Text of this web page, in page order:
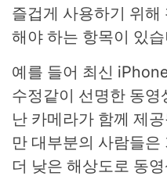
즐겁게 사용하기 위
해야 하는 항목이 있
예를 들어 최신
수정같이 선명한 동영
난 카메라가 함께 제
만 대부분의 사람들
더 낮은 해상도로 동